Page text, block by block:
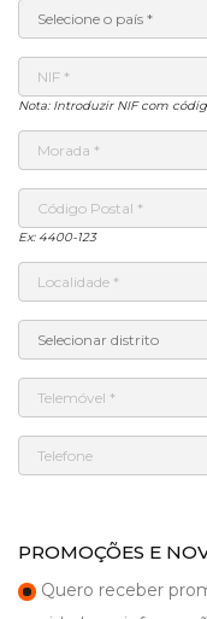
Nota: Introduzir NIF com código
Ex: 4400-123
PROMOÇÕES E
Quero receber